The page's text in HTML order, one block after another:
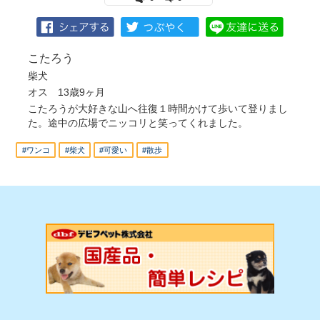
こたろう
柴犬
オス 13歳9ヶ月
こたろうが大好きな山へ往復１時間かけて歩いて登りまし
た。途中の広場でニッコリと笑ってくれました。
#ワンコ #柴犬 #可愛い #散歩